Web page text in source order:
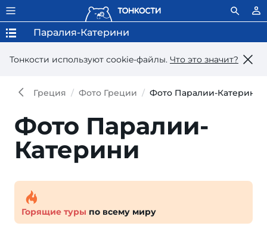
Тонкости используют сookie-файлы. Что это значит?
Паралия-Катерини
Греция Фото Греции Фото Паралии-Катерини
Фото Паралии-
Катерини
Горящие туры по всему миру